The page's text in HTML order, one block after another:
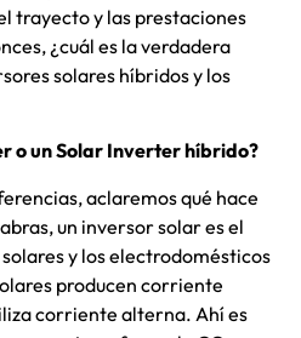
trayecto y las prestaciones
¿cuál es la verdadera
solares híbridos y los
o un Solar Inverter híbrido?
aclaremos qué hace
un inversor solar es el
y los electrodomésticos
producen corriente
corriente alterna. Ahí es